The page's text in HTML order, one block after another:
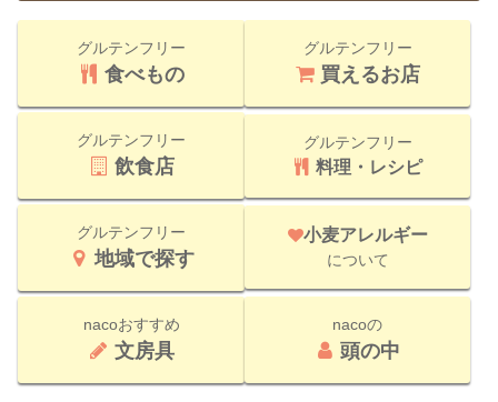
グルテンフリー
食べもの
グルテンフリー
買えるお店
グルテンフリー
飲食店
グルテンフリー
料理・レシピ
グルテンフリー
地域で探す
小麦アレルギー
について
nacoおすすめ
文房具
nacoの
頭の中